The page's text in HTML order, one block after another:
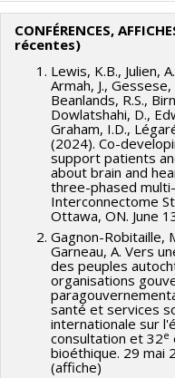
CONFÉRENCES,
récentes)
Lewis, K.B., Julien,
Armah, J., Gessese,
Beanlands, R.S.,
Dowlatshahi, D.,
Graham, I.D.,
(2024). Co-
support patients
about brain and
three-phased
Interconnectome
Ottawa, ON. June
Gagnon-Robitaille,
Garneau, A. Vers
des peuples
organisations
santé et services
internationale sur
consultation et 32e
bioéthique. 29 mai
(affiche)